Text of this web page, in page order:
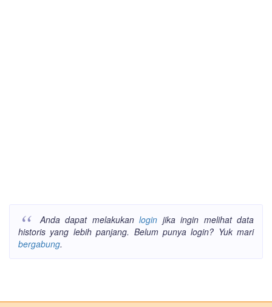
Anda dapat melakukanlogin jika ingin melihat data
historis yang lebih panjang. Belum punya login? Yuk mari
bergabung.